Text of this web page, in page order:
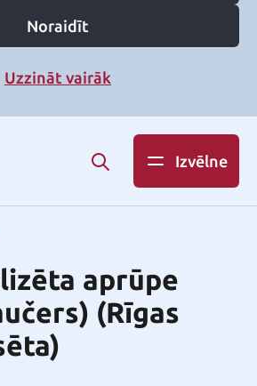
Noraidīt
Uzzināt vairāk
Izvēlne
aprūpe
(Rīgas